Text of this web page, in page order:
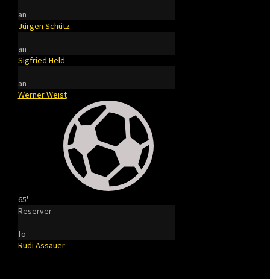
an
Jürgen Schütz
an
Sigfried Held
an
Werner Weist
65'
Reserver
fo
Rudi Assauer